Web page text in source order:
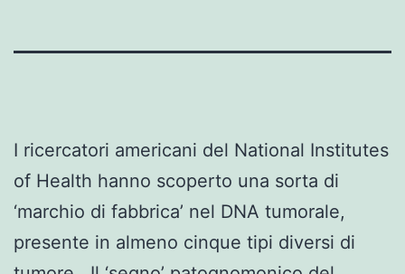
I ricercatori americani del National Institutes
of Health hanno scoperto una sorta di
‘marchio di fabbrica’ nel DNA tumorale,
presente in almeno cinque tipi diversi di